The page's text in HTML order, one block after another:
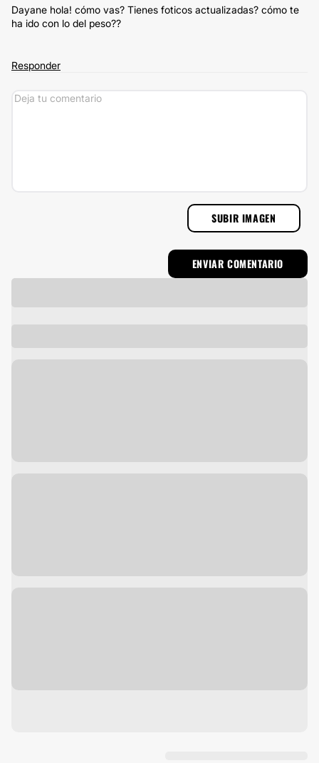
Dayane hola! cómo vas? Tienes foticos actualizadas? cómo te
ha ido con lo del peso??
Responder
SUBIR IMAGEN